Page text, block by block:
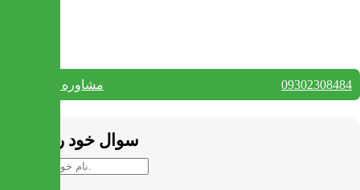
مشاوره واتس آپ 09302308484
سوال خود را بپرسید